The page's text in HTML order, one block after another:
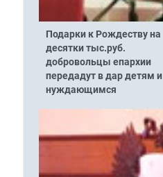
Подарки к Рождеству на
десятки тыс.руб.
добровольцы епархии
передадут в дар детям и
нуждающимся